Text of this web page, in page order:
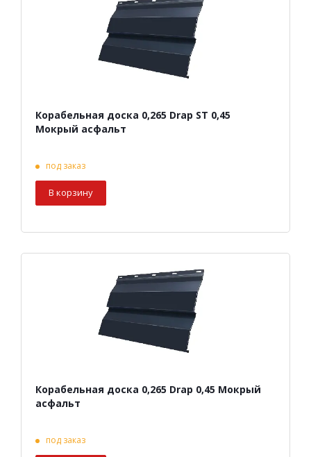
Корабельная доска 0,265 Drap ST 0,45
Мокрый асфальт
под заказ
В корзину
Корабельная доска 0,265 Drap 0,45 Мокрый
асфальт
под заказ